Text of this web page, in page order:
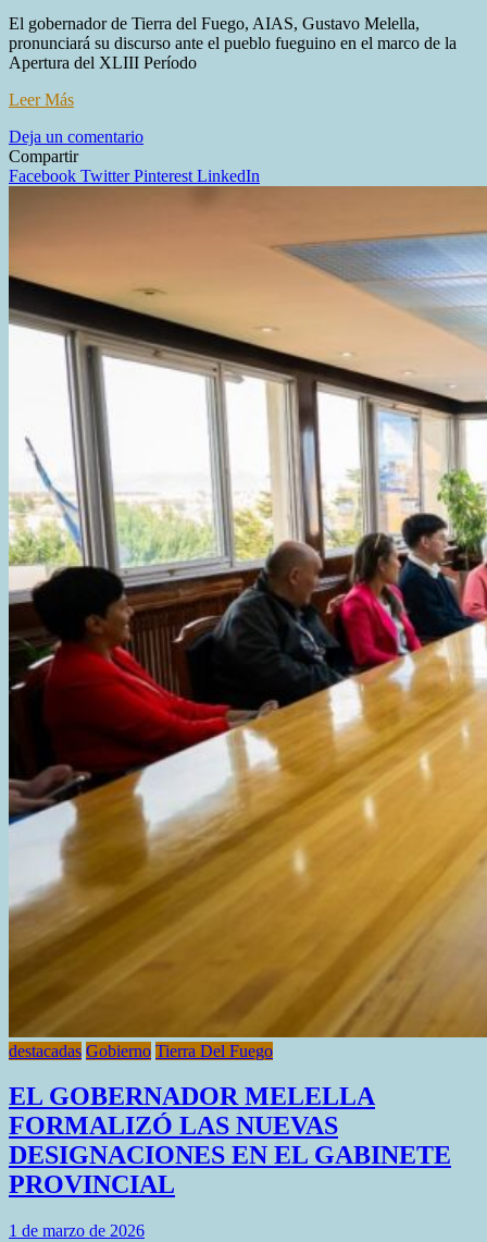
El gobernador de Tierra del Fuego, AIAS, Gustavo Melella,
pronunciará su discurso ante el pueblo fueguino en el marco de la
Apertura del XLIII Período
Leer Más
Deja un comentarioen
GOBERNADOR
LA
COMUNIDAD
FUEGUINA
EN
LA
APERTURA
SESIONES
ORDINARIAS
Compartir
Facebook TwitterPinterest LinkedIn
destacadas Gobierno Tierra Del Fuego
EL GOBERNADOR MELELLA
FORMALIZÓ LAS NUEVAS
DESIGNACIONES EN EL GABINETE
PROVINCIAL
1 de marzo de 2026